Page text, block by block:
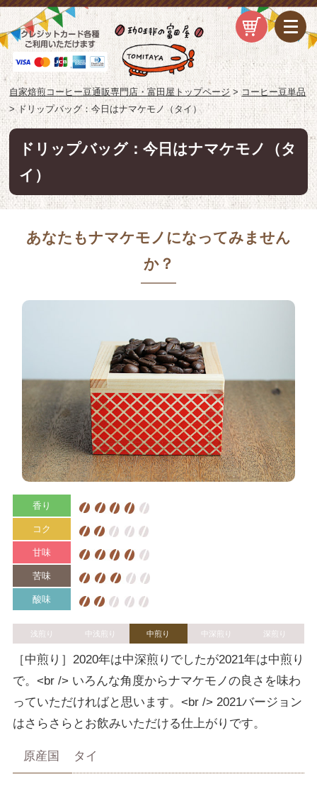
自家焙煎コーヒー豆通販専門店・富田屋トップページ>コーヒー豆単品
> ドリップバッグ：今日はナマケモノ（タイ）
ドリップバッグ：今日はナマケモノ（タ
イ）
あなたもナマケモノになってみません
か？
香り
コク
甘味
苦味
酸味
浅煎り 中浅煎り 中煎り 中深煎り 深煎り
［中煎り］2020年は中深煎りでしたが2021年は中煎り
で。<br /> いろんな角度からナマケモノの良さを味わ
っていただければと思います。<br /> 2021バージョン
はさらさらとお飲みいただける仕上がりです。
原産国 タイ